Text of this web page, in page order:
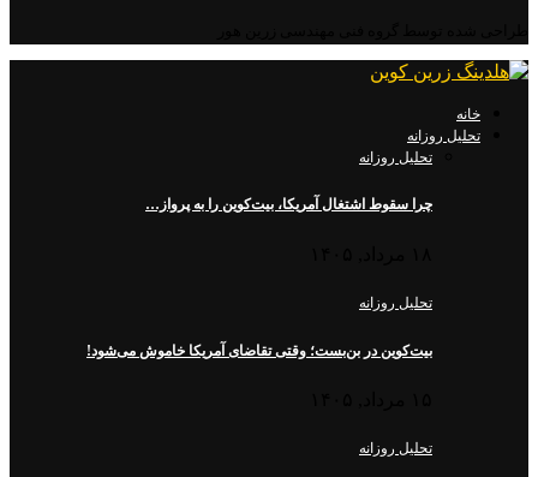
خانه
تحلیل روزانه
تحلیل روزانه
چرا سقوط اشتغال آمریکا، بیت‌کوین را به پرواز…
تحلیل روزانه
بیت‌کوین در بن‌بست؛ وقتی تقاضای آمریکا خاموش می‌شود!
تحلیل روزانه